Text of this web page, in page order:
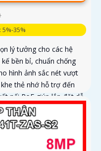
35%
lý tưởng cho các hệ
bền bỉ, chuẩn chống
hình ảnh sắc nét vượt
thẻ nhớ hỗ trợ đến
nối PoE giúp lắp đặt dễ